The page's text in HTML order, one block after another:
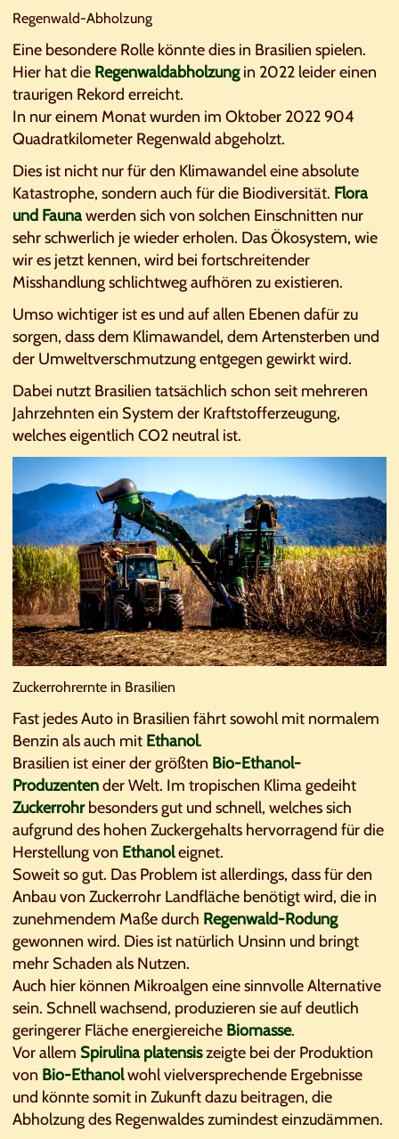
Regenwald-Abholzung
Eine besondere Rolle könnte dies in Brasilien spielen.
Hier hat die Regenwaldabholzungin 2022 leider einen
traurigen Rekord erreicht.
In nur einem Monat wurden im Oktober 2022 904
Quadratkilometer Regenwald abgeholzt.
Dies ist nicht nur für den Klimawandel eine absolute
Katastrophe, sondern auch für die Biodiversität. Flora
und Faunawerden sich von solchen Einschnitten nur
sehr schwerlich je wieder erholen. Das Ökosystem, wie
wir es jetzt kennen, wird bei fortschreitender
Misshandlung schlichtweg aufhören zu existieren.
Umso wichtiger ist es und auf allen Ebenen dafür zu
sorgen, dass dem Klimawandel, dem Artensterben und
der Umweltverschmutzung entgegen gewirkt wird.
Dabei nutzt Brasilien tatsächlich schon seit mehreren
Jahrzehnten ein System der Kraftstofferzeugung,
welches eigentlich CO2 neutral ist.
Zuckerrohrernte in Brasilien
Fast jedes Auto in Brasilien fährt sowohl mit normalem
Benzin als auch mit Ethanol.
Brasilien ist einer der größten Bio-Ethanol-
Produzentender Welt. Im tropischen Klima gedeiht
Zuckerrohrbesonders gut und schnell, welches sich
aufgrund des hohen Zuckergehalts hervorragend für die
Herstellung von Ethanoleignet.
Soweit so gut. Das Problem ist allerdings, dass für den
Anbau von Zuckerrohr Landfläche benötigt wird, die in
zunehmendem Maße durch Regenwald-Rodung
gewonnen wird. Dies ist natürlich Unsinn und bringt
mehr Schaden als Nutzen.
Auch hier können Mikroalgen eine sinnvolle Alternative
sein. Schnell wachsend, produzieren sie auf deutlich
geringerer Fläche energiereiche Biomasse.
Vor allem Spirulina platensiszeigte bei der Produktion
von Bio-Ethanolwohl vielversprechende Ergebnisse
und könnte somit in Zukunft dazu beitragen, die
Abholzung des Regenwaldes zumindest einzudämmen.